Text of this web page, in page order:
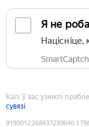
Я не
Націсніце,
Калі ў вас узніклі
сувязі
9193012268437239640: